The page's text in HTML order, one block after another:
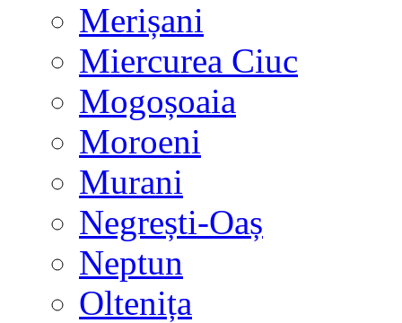
Merișani
Miercurea Ciuc
Mogoșoaia
Moroeni
Murani
Negrești-Oaș
Neptun
Oltenița